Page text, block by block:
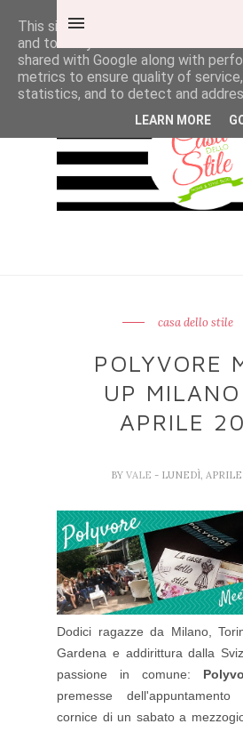
casa dello stile
POLYVORE
UP
APRILE
BY VALE - LUNEDÌ, APRILE
Dodici ragazze da Milano,
Gardena e addirittura dalla
passione in comune:
premesse
cornice di un sabato a
This site uses cookies from
and to analyze traffic. Your IP
shared with Google along with
metrics to ensure quality of
statistics, and to detect and
LEARN MORE